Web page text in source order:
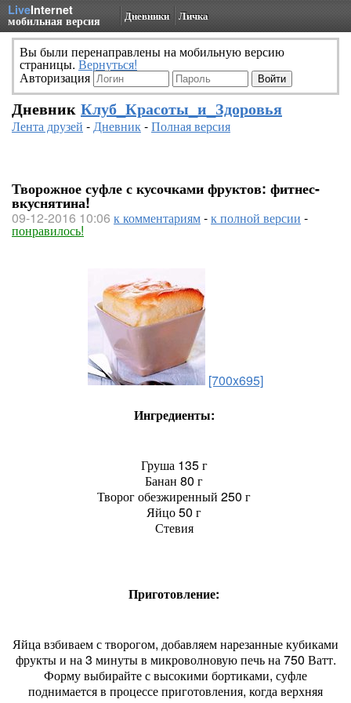
LiveInternet
мобильная версия Дневники Личка
Вы были перенаправлены на мобильную версию
страницы. Вернуться!
Авторизация
Дневник Клуб_Красоты_и_Здоровья
Лента друзей -Дневник-Полная версия
Творожное суфле с кусочками фруктов: фитнес-
вкуснятина!
09-12-2016 10:06 к комментариям-к полной версии -
понравилось!
[700x695]
Ингредиенты:
Груша 135 г
Банан 80 г
Творог обезжиренный 250 г
Яйцо 50 г
Стевия
Приготовление:
Яйца взбиваем с творогом, добавляем нарезанные кубиками
фрукты и на 3 минуты в микроволновую печь на 750 Ватт.
Форму выбирайте с высокими бортиками, суфле
поднимается в процессе приготовления, когда верхняя